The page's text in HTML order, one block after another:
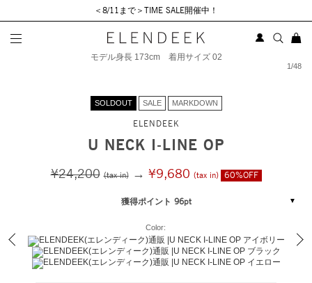
＜8/11まで＞TIME SALE開催中！
1/48
モデル身長 173cm 着用サイズ 02
SOLDOUT SALE MARKDOWN
ELENDEEK
U NECK I-LINE OP
¥24,200 (tax in)→ ¥9,680 (tax in) 60%OFF
獲得ポイント 96pt
Color: